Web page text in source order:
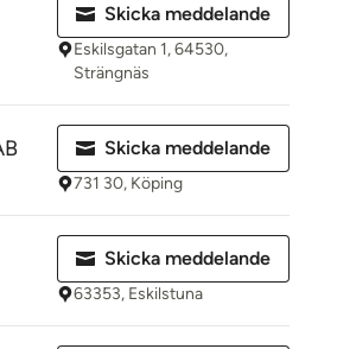
Skicka meddelande
Eskilsgatan 1, 64530,
Strängnäs
Skicka meddelande
731 30, Köping
Skicka meddelande
63353, Eskilstuna